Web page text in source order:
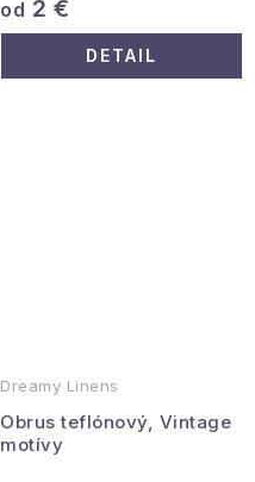
od 2 €
DETAIL
Dreamy Linens
Obrus teflónový, Vintage
motívy